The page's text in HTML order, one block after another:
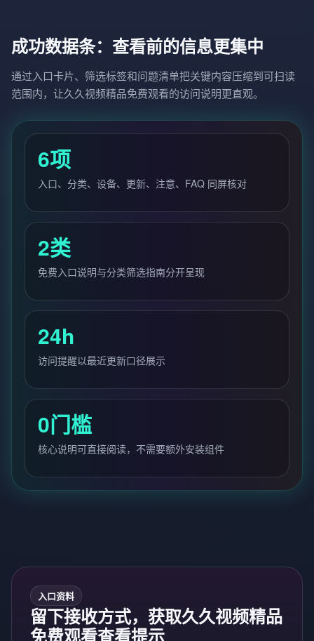
成功数据条：查看前的信息更集中
通过入口卡片、筛选标签和问题清单把关键内容压缩到可扫读
范围内，让久久视频精品免费观看的访问说明更直观。
6项
入口、分类、设备、更新、注意、FAQ 同屏核对
2类
免费入口说明与分类筛选指南分开呈现
24h
访问提醒以最近更新口径展示
0门槛
核心说明可直接阅读，不需要额外安装组件
入口资料
留下接收方式，获取久久视频精品
免费观看查看提示